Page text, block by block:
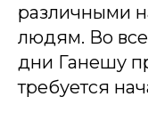
различными
людям. Во
дни Ганешу
требуется